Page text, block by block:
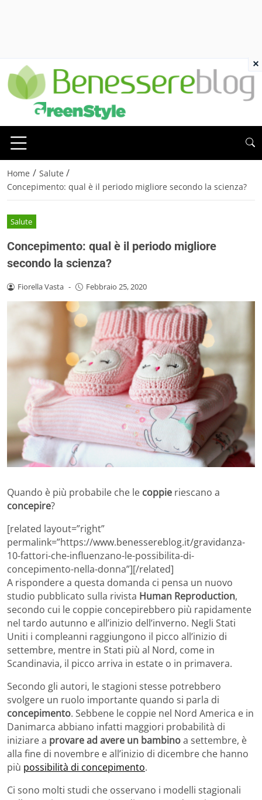
Home / Salute /
Concepimento: qual è il periodo migliore secondo la scienza?
Salute
Concepimento: qual è il periodo migliore
secondo la scienza?
Fiorella Vasta - Febbraio 25, 2020
Quando è più probabile che le coppie riescano a
concepire?
[related layout=”right”
permalink=”https://www.benessereblog.it/gravidanza-
10-fattori-che-influenzano-le-possibilita-di-
concepimento-nella-donna”][/related]
A rispondere a questa domanda ci pensa un nuovo
studio pubblicato sulla rivista Human Reproduction,
secondo cui le coppie concepirebbero più rapidamente
nel tardo autunno e all’inizio dell’inverno. Negli Stati
Uniti i compleanni raggiungono il picco all’inizio di
settembre, mentre in Stati più al Nord, come in
Scandinavia, il picco arriva in estate o in primavera.
Secondo gli autori, le stagioni stesse potrebbero
svolgere un ruolo importante quando si parla di
concepimento. Sebbene le coppie nel Nord America e in
Danimarca abbiano infatti maggiori probabilità di
iniziare a provare ad avere un bambinoa settembre, è
alla fine di novembre e all’inizio di dicembre che hanno
più possibilità di concepimento.
Ci sono molti studi che osservano i modelli stagionali
×